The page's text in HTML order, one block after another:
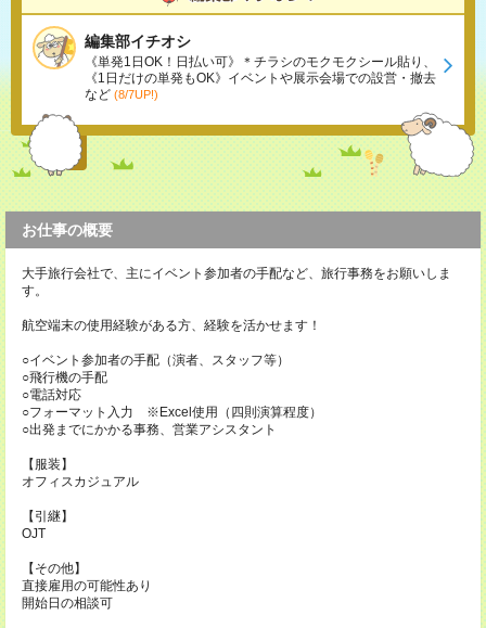
編集部イチオシ
《単発1日OK！日払い可》＊チラシのモクモクシール貼り、
《1日だけの単発もOK》イベントや展示会場での設営・撤去
など (8/7UP!)
お仕事の概要
大手旅行会社で、主にイベント参加者の手配など、旅行事務をお願いしま
す。
航空端末の使用経験がある方、経験を活かせます！
○イベント参加者の手配（演者、スタッフ等）
○飛行機の手配
○電話対応
○フォーマット入力 ※Excel使用（四則演算程度）
○出発までにかかる事務、営業アシスタント
【服装】
オフィスカジュアル
【引継】
OJT
【その他】
直接雇用の可能性あり
開始日の相談可